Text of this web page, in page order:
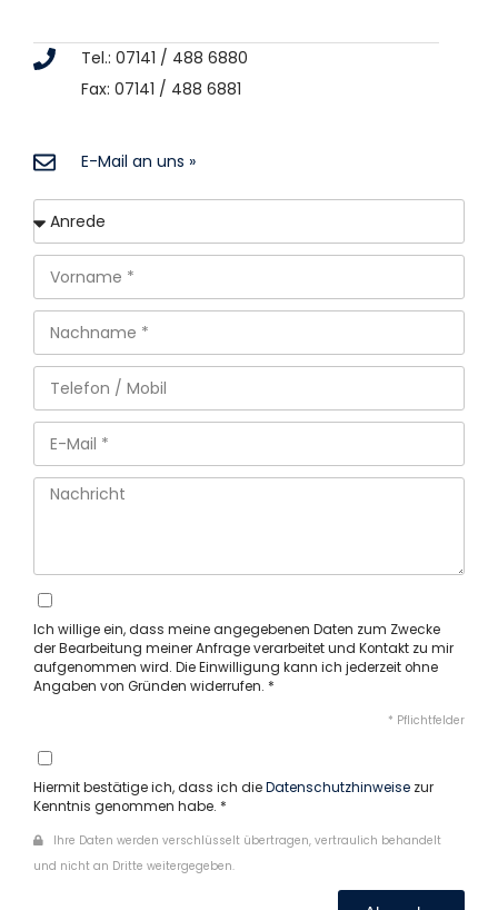
Tel.: 07141 / 488 6880
Fax: 07141 / 488 6881
E-Mail an uns »
Ich willige ein, dass meine angegebenen Daten zum Zwecke
der Bearbeitung meiner Anfrage verarbeitet und Kontakt zu mir
aufgenommen wird. Die Einwilligung kann ich jederzeit ohne
Angaben von Gründen widerrufen. *
* Pflichtfelder
Hiermit bestätige ich, dass ich dieDatenschutzhinweise zur
Kenntnis genommen habe. *
Ihre Daten werden verschlüsselt übertragen, vertraulich behandelt
und nicht an Dritte weitergegeben.